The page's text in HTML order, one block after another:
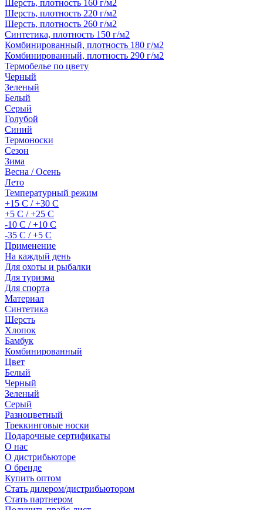
Шерсть, плотность 160 г/м2
Шерсть, плотность 220 г/м2
Шерсть, плотность 260 г/м2
Синтетика, плотность 150 г/м2
Комбинированный, плотность 180 г/м2
Комбинированный, плотность 290 г/м2
Термобелье по цвету
Черный
Зеленый
Белый
Серый
Голубой
Синий
Термоноски
Сезон
Зима
Весна / Осень
Лето
Температурный режим
+15 С / +30 С
+5 С / +25 С
-10 С / +10 С
-35 С / +5 С
Применение
На каждый день
Для охоты и рыбалки
Для туризма
Для спорта
Материал
Синтетика
Шерсть
Хлопок
Бамбук
Комбинированный
Цвет
Белый
Черный
Зеленый
Серый
Разноцветный
Треккинговые носки
Подарочные сертификаты
О нас
О дистрибьюторе
О бренде
Купить оптом
Стать дилером/дистрибьютором
Стать партнером